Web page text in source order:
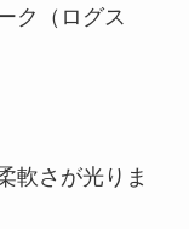
ク（ログス
軟さが光りま